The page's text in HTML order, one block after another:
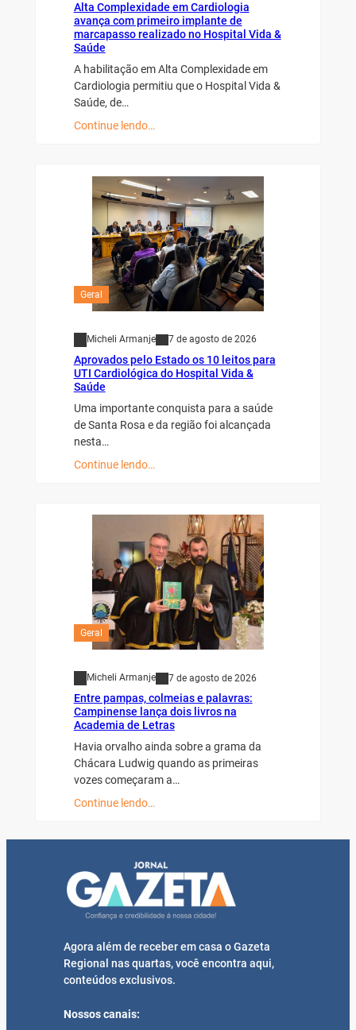
Alta Complexidade em Cardiologia
avança com primeiro implante de
marcapasso realizado no Hospital Vida &
Saúde
A habilitação em Alta Complexidade em
Cardiologia permitiu que o Hospital Vida &
Saúde, de…
Continue lendo…
Geral
Micheli Armanje 7 de agosto de 2026
Aprovados pelo Estado os 10 leitos para
UTI Cardiológica do Hospital Vida &
Saúde
Uma importante conquista para a saúde
de Santa Rosa e da região foi alcançada
nesta…
Continue lendo…
Geral
Micheli Armanje 7 de agosto de 2026
Entre pampas, colmeias e palavras:
Campinense lança dois livros na
Academia de Letras
Havia orvalho ainda sobre a grama da
Chácara Ludwig quando as primeiras
vozes começaram a…
Continue lendo…
Agora além de receber em casa o Gazeta
Regional nas quartas, você encontra aqui,
conteúdos exclusivos.
Nossos canais: